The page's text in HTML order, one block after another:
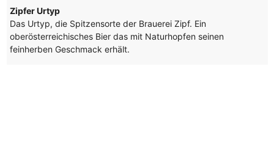
Zipfer Urtyp
Das Urtyp, die Spitzensorte der Brauerei Zipf. Ein
oberösterreichisches Bier das mit Naturhopfen seinen
feinherben Geschmack erhält.